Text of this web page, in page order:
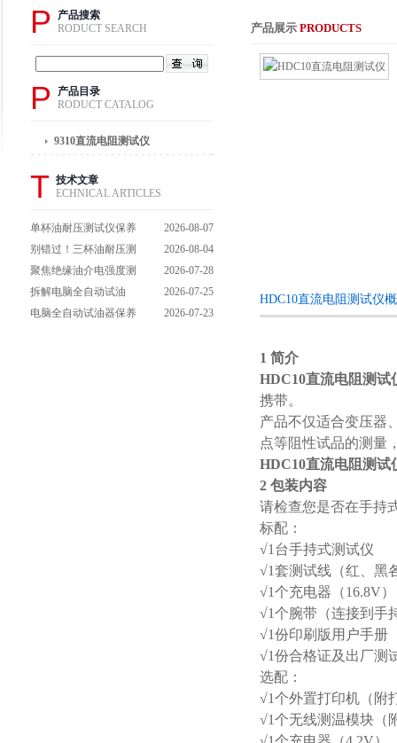
P
产品搜索
RODUCT SEARCH
P
产品目录
RODUCT CATALOG
9310直流电阻测试仪
T 技术文章
ECHNICAL ARTICLES
单杯油耐压测试仪保养
避坑指南：细节做到
位，设备不闹脾气
2026-08-07
别错过！三杯油耐压测
试仪操作流程全解析，
一步到位不踩坑
2026-08-04
聚焦绝缘油介电强度测
试仪：那些决定检测效
能的关键特点
2026-07-28
拆解电脑全自动试油
器：核心组成部件，藏
2026-07-25
电脑全自动试油器保养
2026-07-23
产品展示 PRODUCTS
HDC10直流电阻测试仪
1 简介
HDC10直流电阻测试
携带。
产品不仅适合变压器
点等阻性试品的测量
HDC10直流电阻测试
2 包装内容
请检查您是否在手持
标配：
√1台手持式测试仪
√1套测试线（红、黑
√1个充电器（16.8V）
√1个腕带（连接到手
√1份印刷版用户手册
√1份合格证及出厂测
选配：
√1个外置打印机（附
√1个无线测温模块（